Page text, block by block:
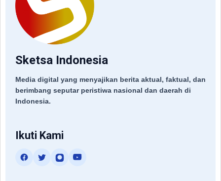
Sketsa Indonesia
Media digital yang menyajikan berita aktual, faktual, dan
berimbang seputar peristiwa nasional dan daerah di
Indonesia.
Ikuti Kami